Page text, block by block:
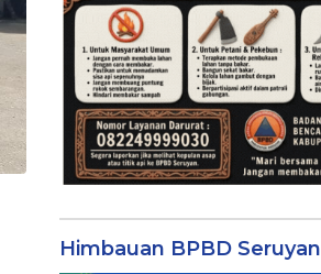
Himbauan BPBD Seruyan